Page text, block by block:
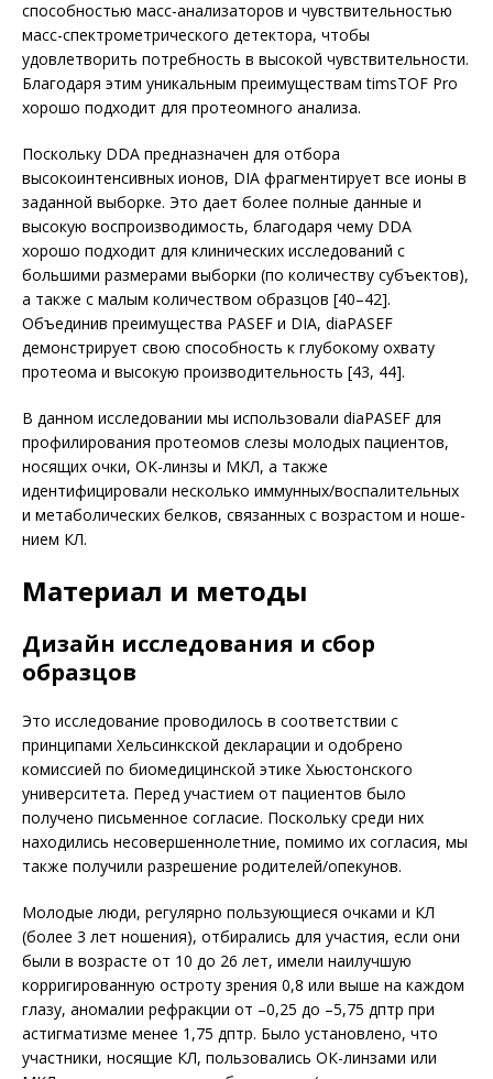
способностью масс-анализаторов и чувствительностью
масс-спектрометрического детектора, чтобы
удовлетворить потребность в высокой чувствительности.
Благодаря этим уникальным преимуществам timsTOF Pro
хорошо подходит для протеомного анализа.
Поскольку DDA предназначен для отбора
высокоинтенсивных ионов, DIA фрагментирует все ионы в
заданной выборке. Это дает более полные данные и
высокую воспроизводимость, благодаря чему DDA
хорошо подходит для клинических исследований с
большими размерами выборки (по количеству субъектов),
а также с малым количеством образцов [40–42].
Объединив преимущества PASEF и DIA, diaPASEF
демонстрирует свою способность к глубокому охвату
протеома и высокую производительность [43, 44].
В данном исследовании мы использовали diaPASEF для
профилирования протеомов слезы молодых пациентов,
носящих очки, OK-линзы и МКЛ, а также
идентифицировали несколько иммунных/воспалительных
и метаболических белков, связанных с возрастом и ноше­
нием КЛ.
Материал и методы
Дизайн исследования и сбор
образцов
Это исследование проводилось в соответствии с
принципами Хельсинкской декларации и одобрено
комиссией по био­медицинской этике Хьюстонского
университета. Перед участием от пациентов было
получено письменное согласие. Поскольку среди них
находились несовершеннолетние, помимо их согласия, мы
также получили разрешение родителей/опе­кунов.
Молодые люди, регулярно пользующиеся очками и КЛ
(более 3 лет ношения), отбирались для участия, если они
были в возрасте от 10 до 26 лет, имели наи­лучшую
корригированную остроту зрения 0,8 или выше на каждом
глазу, аномалии рефракции от –0,25 до –5,75 дптр при
астигматизме менее 1,75 дптр. Было установлено, что
участники, носящие КЛ, пользовались ОК-линзами или